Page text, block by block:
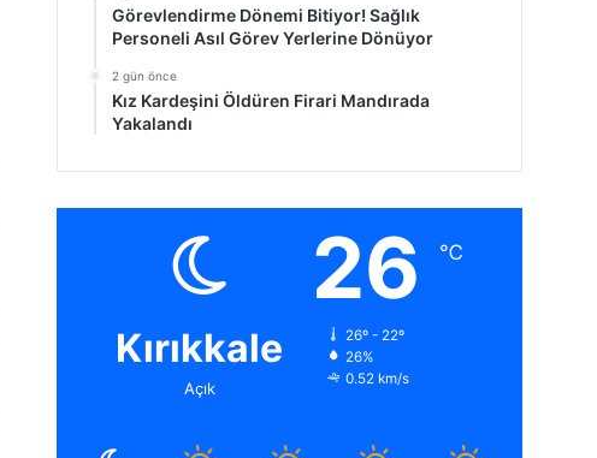
Görevlendirme Dönemi Bitiyor! Sağlık
Personeli Asıl Görev Yerlerine Dönüyor
2 gün önce
Kız Kardeşini Öldüren Firari Mandırada
Yakalandı
Kırıkkale
Açık
26 ℃
26º - 22º
26%
0.52 km/s